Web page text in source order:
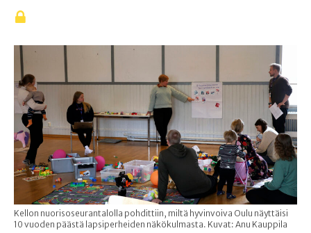
Kellon nuorisoseurantalolla pohdittiin, miltä hyvinvoiva Oulu näyttäisi
10 vuoden päästä lapsiperheiden näkökulmasta. Kuvat: Anu Kauppila